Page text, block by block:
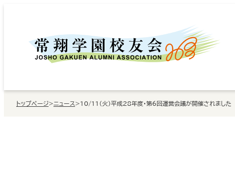
トップページ>ニュース >10/11（火）平成28年度・第6回運営会議が開催されました